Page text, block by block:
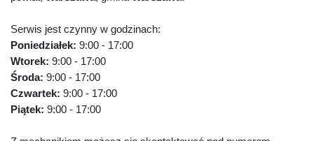
Serwis jest czynny w godzinach:
Poniedziałek: 9:00 - 17:00
Wtorek: 9:00 - 17:00
Środa: 9:00 - 17:00
Czwartek: 9:00 - 17:00
Piątek: 9:00 - 17:00